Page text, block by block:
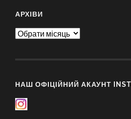
АРХІВИ
Архіви
НАШ ОФІЦІЙНИЙ АКАУНТ